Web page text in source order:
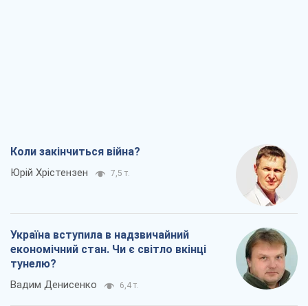
Коли закінчиться війна?
Юрій Хрістензен 7,5 т.
Україна вступила в надзвичайний
економічний стан. Чи є світло вкінці
тунелю?
Вадим Денисенко 6,4 т.